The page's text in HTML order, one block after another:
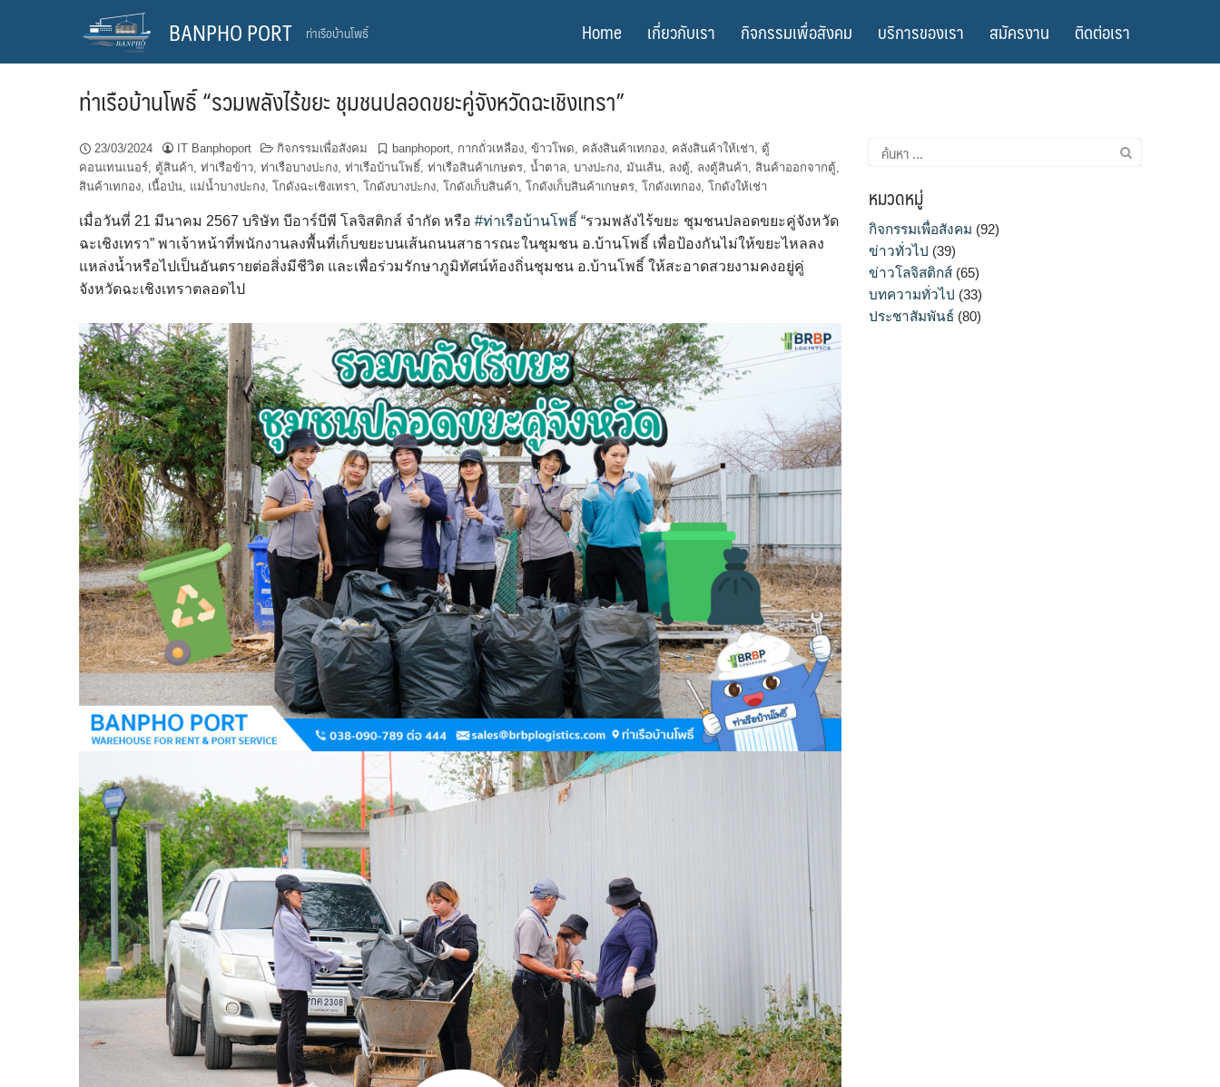
BANPHO PORT ท่าเรือบ้านโพธิ์ Home เกี่ยวกับเรา กิจกรรมเพื่อสังคม บริการของเรา สมัครงาน ติดต่อเรา
ท่าเรือบ้านโพธิ์ “รวมพลังไร้ขยะ ชุมชนปลอดขยะคู่จังหวัดฉะเชิงเทรา”
23/03/2024 IT Banphoport กิจกรรมเพื่อสังคม banphoport, กากถั่วเหลือง, ข้าวโพด, คลังสินค้าเทกอง, คลังสินค้าให้เช่า, ตู้
คอนเทนเนอร์, ตู้สินค้า, ท่าเรือข้าว, ท่าเรือบางปะกง, ท่าเรือบ้านโพธิ์, ท่าเรือสินค้าเกษตร, น้ำตาล, บางปะกง, มันเส้น, ลงตู้, ลงตู้สินค้า, สินค้าออกจากตู้,
สินค้าเทกอง, เนื้อป่น, แม่น้ำบางปะกง, โกดังฉะเชิงเทรา, โกดังบางปะกง, โกดังเก็บสินค้า, โกดังเก็บสินค้าเกษตร, โกดังเทกอง, โกดังให้เช่า
เมื่อวันที่ 21 มีนาคม 2567 บริษัท บีอาร์บีพี โลจิสติกส์ จำกัด หรือ #ท่าเรือบ้านโพธิ์ “รวมพลังไร้ขยะ ชุมชนปลอดขยะคู่จังหวัด
ฉะเชิงเทรา” พาเจ้าหน้าที่พนักงานลงพื้นที่เก็บขยะบนเส้นถนนสาธารณะในชุมชน อ.บ้านโพธิ์ เพื่อป้องกันไม่ให้ขยะไหลลง
แหล่งน้ำหรือไปเป็นอันตรายต่อสิ่งมีชีวิต และเพื่อร่วมรักษาภูมิทัศน์ท้องถิ่นชุมชน อ.บ้านโพธิ์ ให้สะอาดสวยงามคงอยู่คู่
จังหวัดฉะเชิงเทราตลอดไป
ค้นหา
สำหรับ:
หมวดหมู่
กิจกรรมเพื่อสังคม (92)
ข่าวทั่วไป (39)
ข่าวโลจิสติกส์ (65)
บทความทั่วไป (33)
ประชาสัมพันธ์ (80)